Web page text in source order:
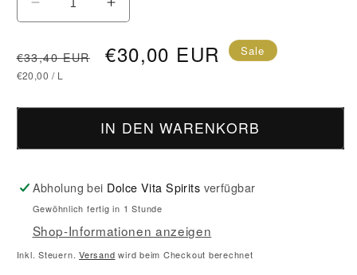
Verringere
die
für
Surfine
Erhöhe
die
Menge
für
Brut
Magnum
Normaler
Preis
€33,40 EUR Verkaufspreis
€30,00 EUR
GRUNDPREIS
€20,00 / PRO
L
Sale
IN DEN WARENKORB
Abholung bei Dolce Vita Spirits verfügbar
Gewöhnlich fertig in 1 Stunde
Shop-Informationen anzeigen
Inkl. Steuern.Versand wird beim Checkout berechnet